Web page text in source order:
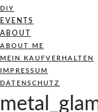
DIY
EVENTS
ABOUT
ABOUT ME
MEIN KAUFVERHALTEN
IMPRESSUM
DATENSCHUTZ